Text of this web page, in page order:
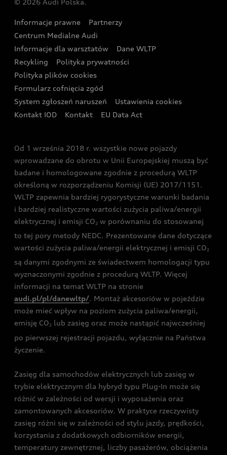
Wyszukaj najbliższego Partnera Audi
Oferta dla przedsiębiorców
Oferta dla klientów prywatnych
Kalkulator rat
Ubezpieczenie
Audi exclusive
Zasięg
Gwarancja
Akcje serwisowe Audi
Katalog online akcesoriów
Audi i Muzeum Sztuki Nowoczesnej w Warszawie
Audi driving experience
Audi quattro Cup
Audi i Puchar Świata w Skokach Narciarskich w
Zakopanem
© 2026 Audi Polska.
Informacje prawne
Partnerzy
Centrum Medialne Audi
Informacje dla warsztatów
Dane WLTP
Recykling
Polityka prywatności
Polityka plików cookies
Formularz cofnięcia zgód
System zgłoszeń naruszeń
Ustawienia cookies
Kontakt IOD
Kontakt EU Data Act
Od 1 września 2018 r. wszystkie nowe pojazdy
wprowadzane do obrotu w Unii Europejskiej muszą być
badane i homologowane zgodnie z procedurą WLTP
określoną w rozporządzeniu Komisji (UE) 2017/1151.
WLTP zapewnia bardziej rygorystyczne warunki badania
i bardziej realistyczne wartości zużycia paliwa/energii
elektrycznej i emisji CO2 w porównaniu do stosowanej
to tej pory metody NEDC. Prezentowane dane dotyczące
wartości zużycia paliwa/energii elektrycznej i emisji CO2
są danymi zgodnymi ze świadectwem homologacji typu
wyznaczonymi zgodnie z procedurą WLTP. Więcej
informacji na temat WLTP na stronie
audi.pl/pl/danewltp/. Montaż akcesoriów w pojeździe
może mieć wpływ na poziom zużycia paliwa/energii,
emisję CO2 lub zasięg oraz może nastąpić najwcześniej
po pierwszej rejestracji pojazdu, wyłącznie na Państwa
życzenie.
Zasięg dla samochodów elektrycznych lub zasięg w
trybie elektrycznym dla hybryd typu Plug-In może się
różnić w zależności od wersji i wyposażenia oraz
zamontowanych akcesoriów. W praktyce rzeczywisty
zasięg różni się w zależności od stylu jazdy, prędkości,
korzystania z dodatkowych odbiorników energii,
temperatury zewnętrznej, liczby pasażerów, obciążenia